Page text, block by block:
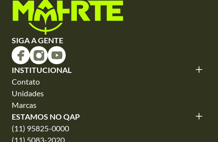
SIGA A GENTE
INSTITUCIONAL
Contato
Unidades
Marcas
ESTAMOS NO QAP
(11) 95825-0000
(11) 5083-2020